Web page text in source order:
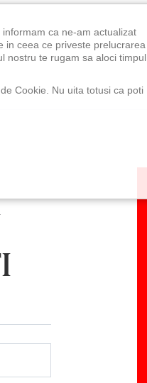
Vs
ca ne-am actualizat
in ceea ce priveste prelucrarea
nostru te rugam sa aloci timpul
Cookie. Nu uita totusi ca poti